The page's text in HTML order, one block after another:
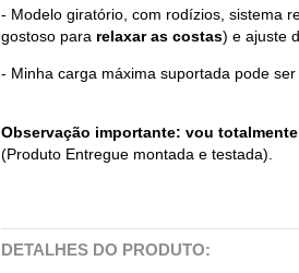
- Modelo giratório, com rodízios, sistema
gostoso para relaxar as costas) e ajuste
- Minha carga máxima suportada pode ser
Observação importante: vou
(Produto Entregue montada e testada).
DETALHES DO PRODUTO: